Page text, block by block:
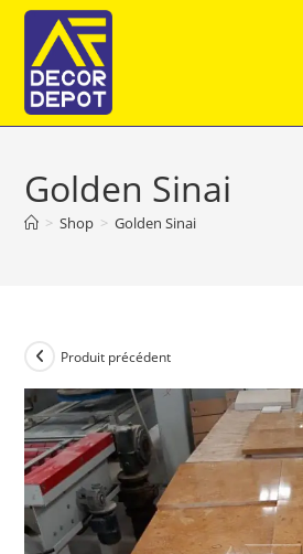
Skip
content
Golden Sinai
> Shop > Golden Sinai
Produit précédent